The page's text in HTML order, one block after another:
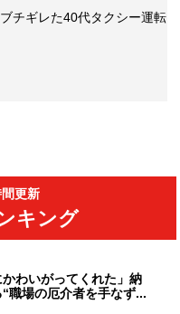
チギレた40代タクシー運転
更新
キング
かわいがってくれた」納
職場の厄介者を手なず...